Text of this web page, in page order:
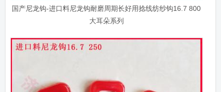
国产尼龙钩-进口料尼龙钩耐磨周期长好用捻线纺纱钩16.7 800
大耳朵系列